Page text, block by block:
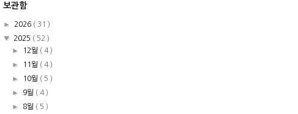
보관함
► 2026 ( 31 )
▼ 2025 ( 52 )
►
12월 ( 4 )
►
11월 ( 4 )
►
10월 ( 5 )
► 9월 ( 4 )
► 8월 ( 5 )